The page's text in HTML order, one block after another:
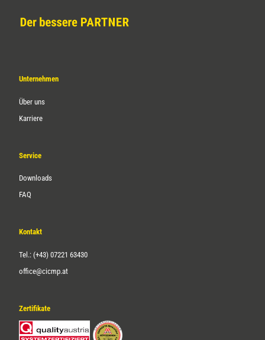
Unternehmen
Über uns
Karriere
Service
Downloads
FAQ
Kontakt
Tel.: (+43) 07221 63430
office@cicmp.at
Zertifikate